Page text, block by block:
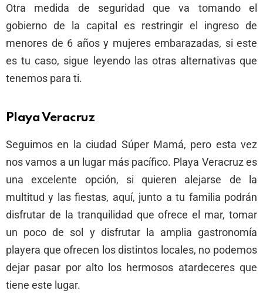
Otra medida de seguridad que va tomando el
gobierno de la capital es restringir el ingreso de
menores de 6 años y mujeres embarazadas, si este
es tu caso, sigue leyendo las otras alternativas que
tenemos para ti.
Playa Veracruz
Seguimos en la ciudad Súper Mamá, pero esta vez
nos vamos a un lugar más pacífico. Playa Veracruz es
una excelente opción, si quieren alejarse de la
multitud y las fiestas, aquí, junto a tu familia podrán
disfrutar de la tranquilidad que ofrece el mar, tomar
un poco de sol y disfrutar la amplia gastronomía
playera que ofrecen los distintos locales, no podemos
dejar pasar por alto los hermosos atardeceres que
tiene este lugar.